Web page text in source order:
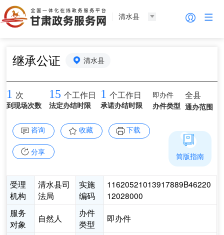
清水县
继承公证 清水县
1 次
到现场次数
15 个工作日
法定办结时限
1 个工作日
承诺办结时限
即办件
办件类型
全县
通办范围
咨询 收藏 下载
分享
受理
机构
清水县司
法局
实施
编码
11620521013917889B46220
12028000
服务
对象
自然人
办件
类型
即办件
简版指南